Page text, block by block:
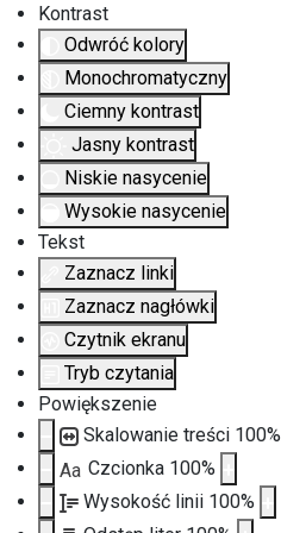
Kontrast
Odwróć kolory
Monochromatyczny
Ciemny kontrast
Jasny kontrast
Niskie nasycenie
Wysokie nasycenie
Tekst
Zaznacz linki
Zaznacz nagłówki
Czytnik ekranu
Tryb czytania
Powiększenie
Skalowanie treści 100%
Aa Czcionka 100%
Wysokość linii 100%